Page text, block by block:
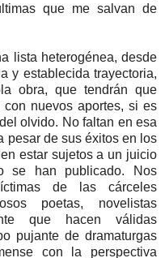
que me salvan de
lista heterogénea, desde
y establecida trayectoria,
obra, que tendrán que
nuevos aportes, si es
olvido. No faltan en esa
pesar de sus éxitos en los
estar sujetos a un juicio
se han publicado. Nos
de las cárceles
poetas, novelistas
que hacen válidas
pujante de dramaturgas
con la perspectiva